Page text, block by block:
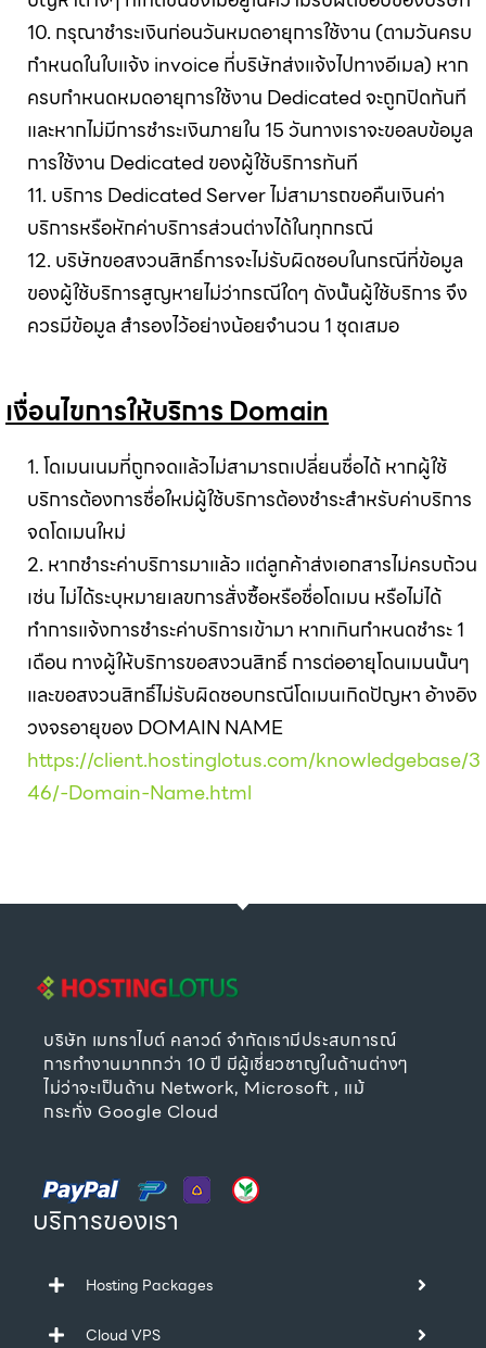
10. กรุณาชำระเงินก่อนวันหมดอายุการใช้งาน (ตามวันครบ
กำหนดในใบแจ้ง invoice ที่บริษัทส่งแจ้งไปทางอีเมล) หาก
ครบกำหนดหมดอายุการใช้งาน Dedicated จะถูกปิดทันที
และหากไม่มีการชำระเงินภายใน 15 วันทางเราจะขอลบข้อมูล
การใช้งาน Dedicated ของผู้ใช้บริการทันที
11. บริการ Dedicated Server ไม่สามารถขอคืนเงินค่า
บริการหรือหักค่าบริการส่วนต่างได้ในทุกกรณี
12. บริษัทขอสงวนสิทธิ์การจะไม่รับผิดชอบในกรณีที่ข้อมูล
ของผู้ใช้บริการสูญหายไม่ว่ากรณีใดๆ ดังนั้นผู้ใช้บริการ จึง
ควรมีข้อมูล สำรองไว้อย่างน้อยจำนวน 1 ชุดเสมอ
เงื่อนไขการให้บริการ Domain
1. โดเมนเนมที่ถูกจดแล้วไม่สามารถเปลี่ยนชื่อได้ หากผู้ใช้
บริการต้องการชื่อใหม่ผู้ใช้บริการต้องชำระสำหรับค่าบริการ
จดโดเมนใหม่
2. หากชำระค่าบริการมาแล้ว แต่ลูกค้าส่งเอกสารไม่ครบถ้วน
เช่น ไม่ได้ระบุหมายเลขการสั่งซื้อหรือชื่อโดเมน หรือไม่ได้
ทำการแจ้งการชำระค่าบริการเข้ามา หากเกินกำหนดชำระ 1
เดือน ทางผู้ให้บริการขอสงวนสิทธิ์ การต่ออายุโดนเมนนั้นๆ
และขอสงวนสิทธิ์ไม่รับผิดชอบกรณีโดเมนเกิดปัญหา อ้างอิง
วงจรอายุของ DOMAIN NAME
https://client.hostinglotus.com/knowledgebase/3
46/-Domain-Name.html
บริษัท เมทราไบต์ คลาวด์ จำกัดเรามีประสบการณ์
การทำงานมากกว่า 10 ปี มีผู้เชี่ยวชาญในด้านต่างๆ
ไม่ว่าจะเป็นด้าน Network, Microsoft , แม้
กระทั่ง Google Cloud
บริการของเรา
Hosting Packages
Cloud VPS